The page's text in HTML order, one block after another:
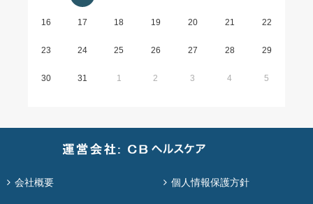
16 17 18 19 20 21 22
23 24 25 26 27 28 29
30 31 1 2 3 4 5
会社概要 個人情報保護方針